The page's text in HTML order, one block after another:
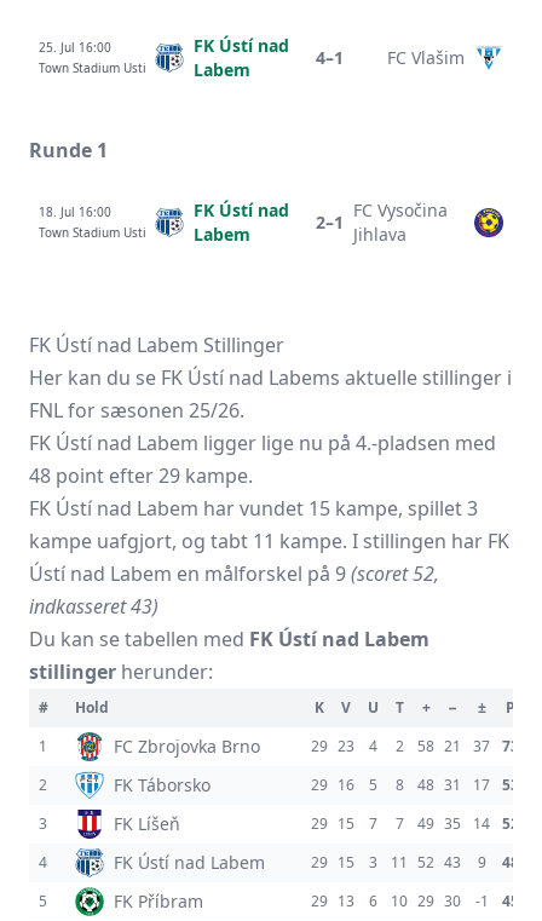
25. Jul 16:00
Town Stadium Usti
FK Ústí nad
Labem
4–1 FC Vlašim
Runde 1
18. Jul 16:00
Town Stadium Usti
FK Ústí nad
Labem
2–1
FC Vysočina
Jihlava
FK Ústí nad Labem Stillinger
Her kan du se FK Ústí nad Labems aktuelle stillinger i
FNL for sæsonen 25/26.
FK Ústí nad Labem ligger lige nu på 4.-pladsen med
48 point efter 29 kampe.
FK Ústí nad Labem har vundet 15 kampe, spillet 3
kampe uafgjort, og tabt 11 kampe. I stillingen har FK
Ústí nad Labem en målforskel på 9(scoret 52,
indkasseret 43)
Du kan se tabellen med FK Ústí nad Labem
stillinger herunder:
# Hold K V U T + − ±
P
1
FC Zbrojovka Brno 29 23 4 2 58 21 37 73
2
FK Táborsko 29 16 5 8 48 31 17 53
3
FK Líšeň 29 15 7 7 49 35 14 52
4
FK Ústí nad Labem 29 15 3 11 52 43 9
48
5
FK Příbram 29 13 6 10 29 30 -1
45